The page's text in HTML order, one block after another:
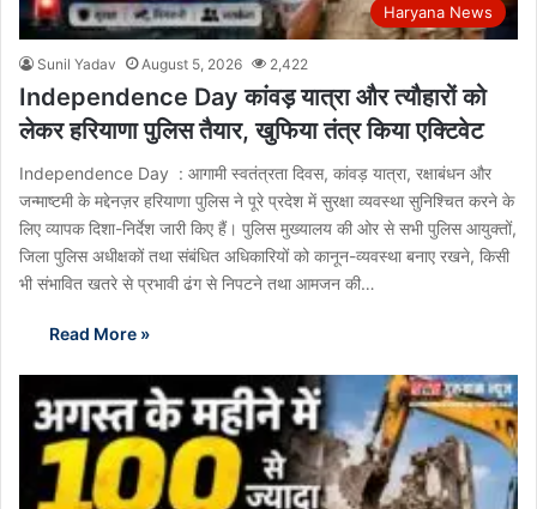
Haryana News
Sunil Yadav August 5, 2026 2,422
Independence Day कांवड़ यात्रा और त्यौहारों को
लेकर हरियाणा पुलिस तैयार, खुफिया तंत्र किया एक्टिवेट
Independence Day : आगामी स्वतंत्रता दिवस, कांवड़ यात्रा, रक्षाबंधन और
जन्माष्टमी के मद्देनज़र हरियाणा पुलिस ने पूरे प्रदेश में सुरक्षा व्यवस्था सुनिश्चित करने के
लिए व्यापक दिशा-निर्देश जारी किए हैं। पुलिस मुख्यालय की ओर से सभी पुलिस आयुक्तों,
जिला पुलिस अधीक्षकों तथा संबंधित अधिकारियों को कानून-व्यवस्था बनाए रखने, किसी
भी संभावित खतरे से प्रभावी ढंग से निपटने तथा आमजन की…
Read More »